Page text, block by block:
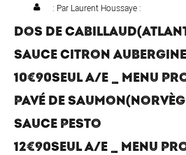
CONCEPT
LIVRAISON
SALADES & BUFFETS
TRAITEUR
: Par Laurent Houssaye:
DOS DE
SAUCE CITRON AUBERGINE
10€90SEUL A/E _ MENU
PAVÉ DE
SAUCE PESTO
12€90SEUL A/E _ MENU